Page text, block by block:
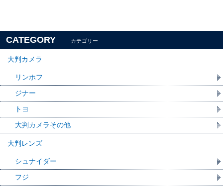
CATEGORY カテゴリー
大判カメラ
リンホフ
ジナー
トヨ
大判カメラその他
大判レンズ
シュナイダー
フジ